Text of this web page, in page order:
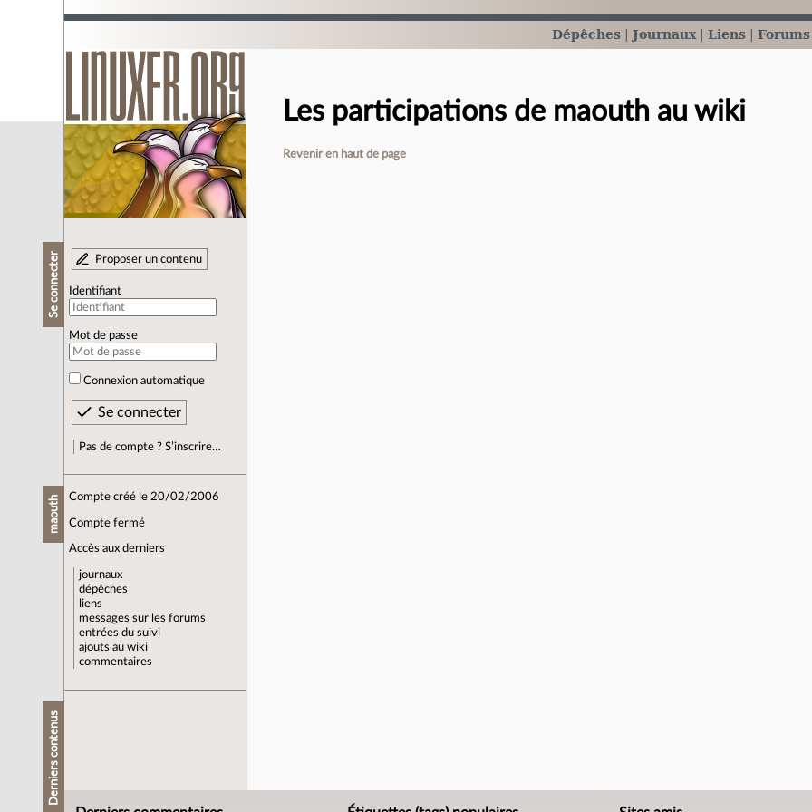
Dépêches Journaux Liens Forums
Se connecter Proposer un contenu
Identifiant
Mot de passe
Connexion automatique
Pas de compte ? S’inscrire…
maouth Compte créé le 20/02/2006
Compte fermé
Accès aux derniers
journaux
dépêches
liens
messages sur les forums
entrées du suivi
ajouts au wiki
commentaires
Derniers contenus
Les participations de maouth au wiki
Revenir en haut de page